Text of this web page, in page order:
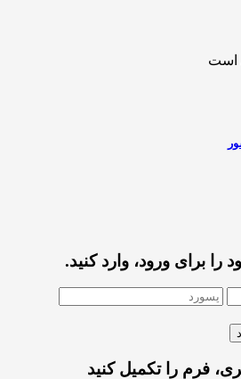
است
را برای ورود، وارد کنید.
فرم را تکمیل کنید